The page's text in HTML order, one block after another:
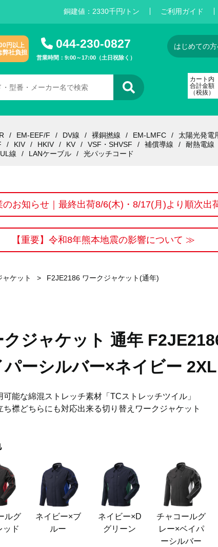
銅建値： 2330千円/トン ご利用ガイド
円以上
弊社負担
044-230-0827
営業時間：9:00～17:00（土日祝除く）
はじめての
カート内
合計金額
（税抜）
EM-EEF/F DV線 裸銅撚線 EM-LMFC 太陽光発電
KIV HKIV KV VSF・SHVSF 補償導線 耐熱電線
UL線 LANケーブル 光パッチコード
のお知らせ｜最終出荷8/6(木)・8/17(月)より順次出
【重要】令和8年熊本地震の影響について ≫
ャケット > F2JE2186 ワークジャケット(通年)
クジャケット 通年
パーシルバー×ネイビー 2XL
可能な綿混ストレッチ素材「TCストレッチツイル」
ち襟どちらにも対応出来る切り替えワークジャケット
ルグ
ッド
ネイビー×ブ
ルー
ネイビー×D
グリーン
チャコールグ
レー×ベイパ
ーシルバー